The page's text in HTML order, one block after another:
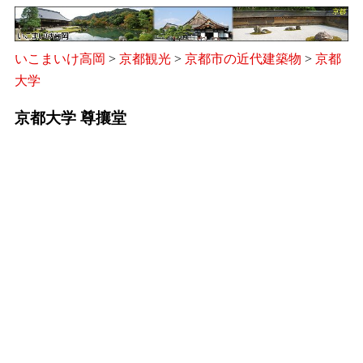
いこまいけ高岡 > 京都観光 > 京都市の近代建築物 > 京都
大学
京都大学 尊攘堂